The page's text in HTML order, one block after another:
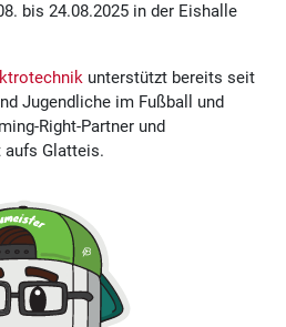
bis 24.08.2025 in der Eishalle
unterstützt bereits seit
Jugendliche im Fußball und
Right-Partner und
aufs Glatteis.